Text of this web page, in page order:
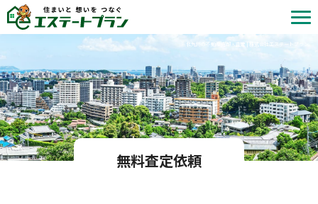
北九州の不動産売却・査定 | 株式会社エステートプラン
無料査定依頼